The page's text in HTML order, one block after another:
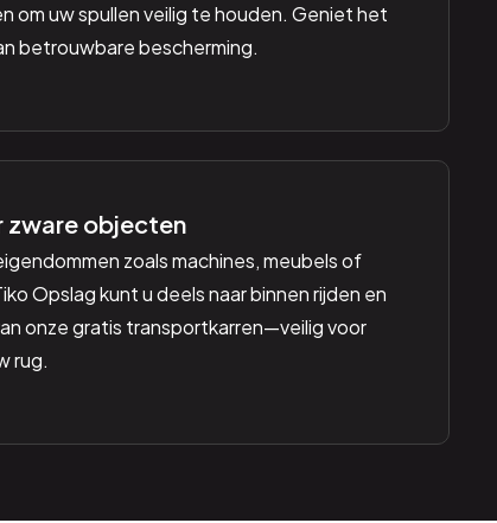
om uw spullen veilig te houden. Geniet het
betrouwbare bescherming.
zware objecten
zoals machines, meubels of
Opslag kunt u deels naar binnen rijden en
onze gratis transportkarren—veilig voor
rug.